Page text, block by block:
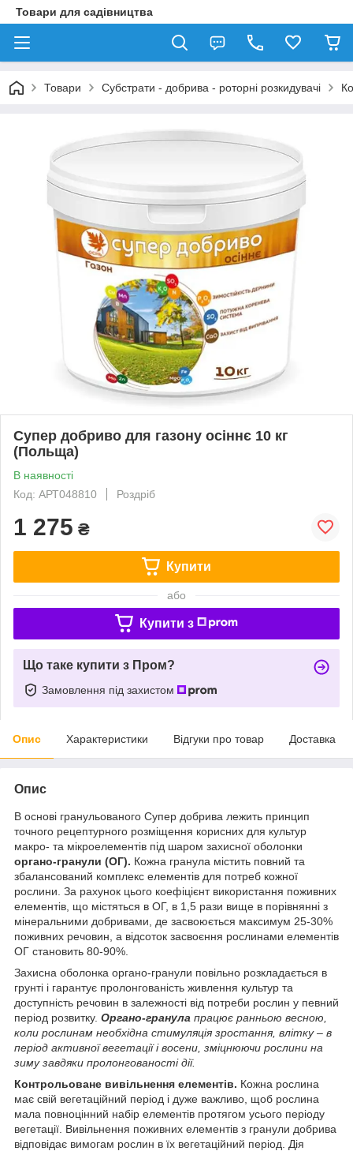
Товари для садівництва
Товари Субстрати - добрива - роторні розкидувачі
Супер добриво для газону осіннє 10 кг
(Польща)
В наявності
Код: АРТ048810
Роздріб
1 275 ₴
Купити
або
Купити з
Що таке купити з Пром?
Замовлення під захистом
Опис Характеристики Відгуки про товар Доставка
Опис
В основі гранульованого Супер добрива лежить принцип
точного рецептурного розміщення корисних для культур
макро- та мікроелементів під шаром захисної оболонки
органо-гранули (ОГ). Кожна гранула містить повний та
збалансований комплекс елементів для потреб кожної
рослини. За рахунок цього коефіцієнт використання поживних
елементів, що містяться в ОГ, в 1,5 рази вище в порівнянні з
мінеральними добривами, де засвоюється максимум 25-30%
поживних речовин, а відсоток засвоєння рослинами елементів
ОГ становить 80-90%.
Захисна оболонка органо-гранули повільно розкладається в
грунті і гарантує пролонгованість живлення культур та
доступність речовин в залежності від потреби рослин у певний
період розвитку. Органо-гранула працює ранньою весною,
коли рослинам необхідна стимуляція зростання, влітку – в
період активної вегетації і восени, зміцнюючи рослини на
зиму завдяки пролонгованості дії.
Контрольоване вивільнення елементів. Кожна рослина
має свій вегетаційний період і дуже важливо, щоб рослина
мала повноцінний набір елементів протягом усього періоду
вегетації. Вивільнення поживних елементів з гранули добрива
відповідає вимогам рослин в їх вегетаційний період. Дія